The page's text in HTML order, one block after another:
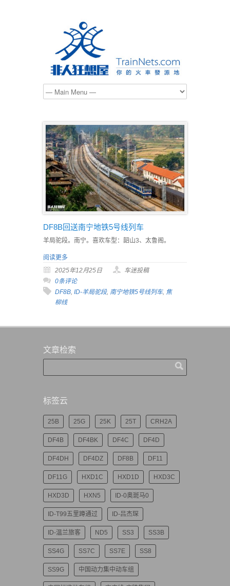
DF8B回送南宁地铁5号线列车
羊局驼段。南宁。喜欢车型：韶山3、太鲁阁。
阅读更多
2025年12月25日
车迷投稿
0条评论
DF8B, ID-羊局驼段, 南宁地铁5号线列车, 焦
柳线
文章检索
标签云
25B 25G 25K 25T CRH2A
DF4B DF4BK DF4C DF4D
DF4DH DF4DZ DF8B DF11
DF11G HXD1C HXD1D HXD3C
HXD3D HXN5 ID-0奥斑马0
ID-T99五里蹲通过 ID-吕杰琛
ID-温兰旅客 ND5 SS3 SS3B
SS4G SS7C SS7E SS8
SS9G 中国动力集中动车组